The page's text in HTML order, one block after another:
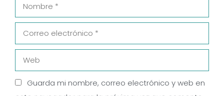
Correo
electrónico
Web
Guarda mi nombre, correo electrónico y web en